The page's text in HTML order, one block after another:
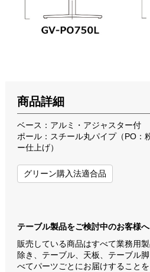
商品詳細
ベース：アルミ・アジャスター付
ポール：スチール丸パイプ（PO：
ー仕上げ）
グリーン購入法適合品
テーブル製品をご検討中のお客様へ
販売している商品はすべて業務用
除き、テーブル、天板、テーブル
べてパーツごとにお届けすること